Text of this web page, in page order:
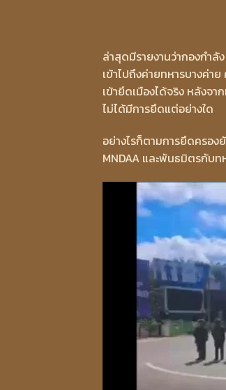
ล่าสุดมีรายงานว่ากองกำ
เข้าไปถึงค่ายทหารบางค่า
เข้ายึดเมืองได้จริง หลังจ
ไม่ได้มีการยึดแต่อย่างใด
อย่างไรก็ตามการยึดครอง
MNDAA และพันธมิตรกับท